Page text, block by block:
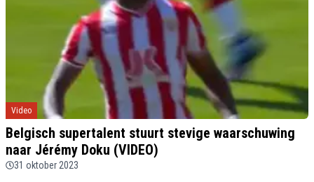
Video
Belgisch supertalent stuurt stevige waarschuwing
naar Jérémy Doku (VIDEO)
31 oktober 2023